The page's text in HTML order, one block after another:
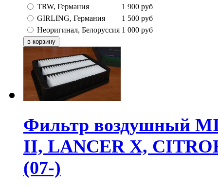
TRW, Германия
1 900 руб
GIRLING, Германия
1 500 руб
Неоригинал, Белоруссия 1 000 руб
Фильтр воздушный
II, LANCER X,
(07-)